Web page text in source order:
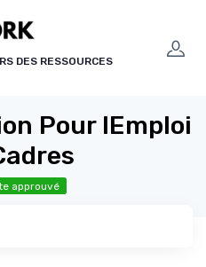
DES RESSOURCES
Pour lEmploi
approuvé